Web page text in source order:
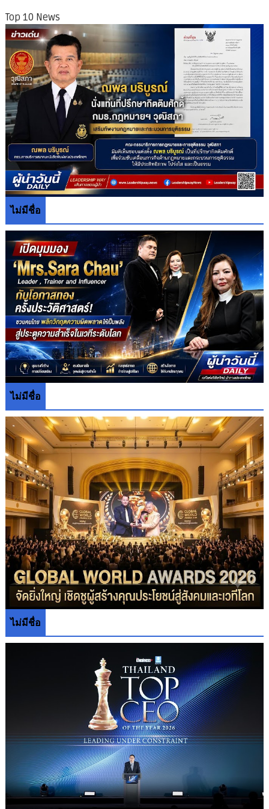
Top 10 News
ไม่มีชื่อ
ไม่มีชื่อ
ไม่มีชื่อ